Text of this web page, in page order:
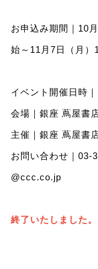
お申込み期間｜10
始～11月7日（月）
イベント開催日時
会場｜銀座 蔦屋書
主催｜銀座 蔦屋書
お問い合わせ｜03-
@ccc.co.jp
終了いたしました。